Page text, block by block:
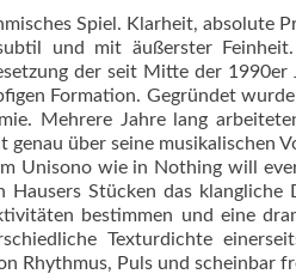
Spiel. Klarheit, absolute
und mit äußerster
der seit Mitte der
Formation. Gegründet wur­de
Mehrere Jahre lang
genau über seine musikalischen
Unisono wie in Nothing will
Stücken das
bestimmen und eine
Texturdichte
Rhythmus, Puls und scheinbar